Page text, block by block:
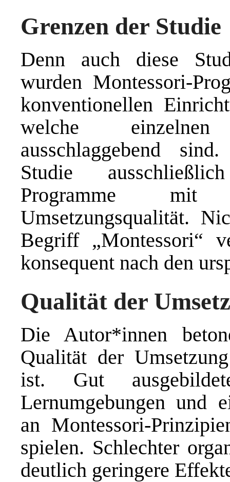
Grenzen der Studie
Denn auch diese
wurden Montessori-
konventionellen
welche
ausschlaggebend
Studie
Programme mit
Umsetzungsqualität.
Begriff „Montessori“
konsequent nach den
Qualität der
Die Autor*innen
Qualität der
ist. Gut
Lernumgebungen und
an Montessori-
spielen. Schlechter
deutlich geringere